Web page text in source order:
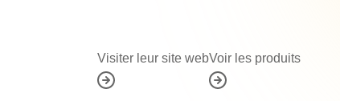
Visiter leur site webVoir les produits